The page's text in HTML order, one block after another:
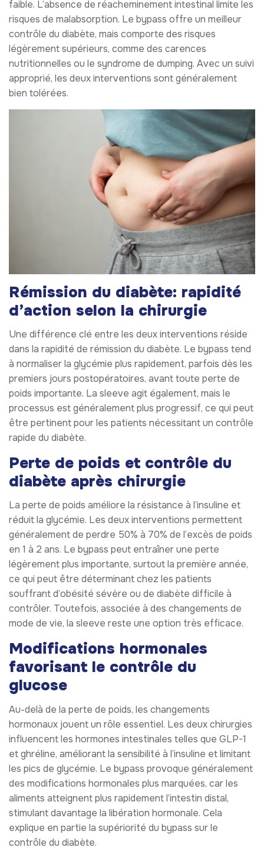
faible. L’absence de réacheminement intestinal limite les
risques de malabsorption. Le bypass offre un meilleur
contrôle du diabète, mais comporte des risques
légèrement supérieurs, comme des carences
nutritionnelles ou le syndrome de dumping. Avec un suivi
approprié, les deux interventions sont généralement
bien tolérées.
Rémission du diabète: rapidité
d’action selon la chirurgie
Une différence clé entre les deux interventions réside
dans la rapidité de rémission du diabète. Le bypass tend
à normaliser la glycémie plus rapidement, parfois dès les
premiers jours postopératoires, avant toute perte de
poids importante. La sleeve agit également, mais le
processus est généralement plus progressif, ce qui peut
être pertinent pour les patients nécessitant un contrôle
rapide du diabète.
Perte de poids et contrôle du
diabète après chirurgie
La perte de poids améliore la résistance à l’insuline et
réduit la glycémie. Les deux interventions permettent
généralement de perdre 50% à 70% de l’excès de poids
en 1 à 2 ans. Le bypass peut entraîner une perte
légèrement plus importante, surtout la première année,
ce qui peut être déterminant chez les patients
souffrant d’obésité sévère ou de diabète difficile à
contrôler. Toutefois, associée à des changements de
mode de vie, la sleeve reste une option très efficace.
Modifications hormonales
favorisant le contrôle du
glucose
Au-delà de la perte de poids, les changements
hormonaux jouent un rôle essentiel. Les deux chirurgies
influencent les hormones intestinales telles que GLP-1
et ghréline, améliorant la sensibilité à l’insuline et limitant
les pics de glycémie. Le bypass provoque généralement
des modifications hormonales plus marquées, car les
aliments atteignent plus rapidement l’intestin distal,
stimulant davantage la libération hormonale. Cela
explique en partie la supériorité du bypass sur le
contrôle du diabète.